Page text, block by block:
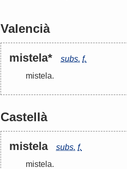
Valencià
mistela* subs. f.
mistela.
Castellà
mistela subs. f.
mistela.